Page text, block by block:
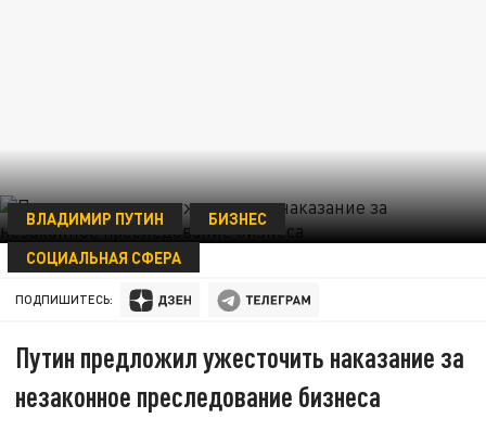
ВЛАДИМИР ПУТИН
БИЗНЕС
СОЦИАЛЬНАЯ СФЕРА
28 ОКТЯБРЯ 18:50
ПОДПИШИТЕСЬ:
Путин предложил ужесточить наказание за
незаконное преследование бизнеса